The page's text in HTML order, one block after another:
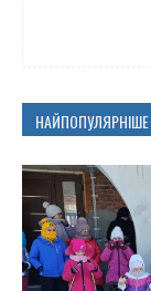
НАЙПОПУЛЯРНІШЕ